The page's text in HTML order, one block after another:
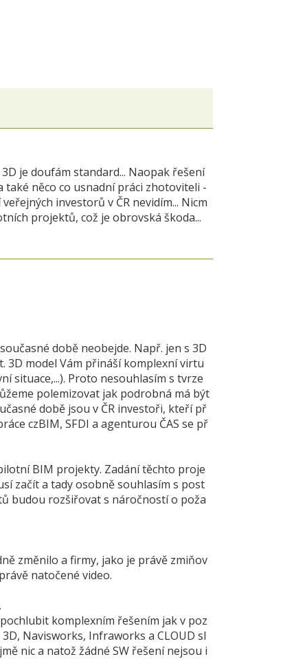
je doufám standard... Naopak řešení
něco co usnadní práci zhotoviteli -
investorů v ČR nevidím... Nicm
projektů, což je obrovská škoda...
době neobejde. Např. jen s 3D
3D model Vám přináší komplexní virtu
situace,...). Proto nesouhlasím s tvrze
polemizovat jak podrobná má být
době jsou v ČR investoři, kteří př
czBIM, SFDI a agenturou ČAS se př
BIM projekty. Zadání těchto proje
začít a tady osobně souhlasím s post
budou rozšiřovat s náročností o poža
změnilo a firmy, jako je právě zmiňov
natočené video.
komplexním řešením jak v poz
Navisworks, Infraworks a CLOUD sl
nic a natož žádné SW řešení nejsou i